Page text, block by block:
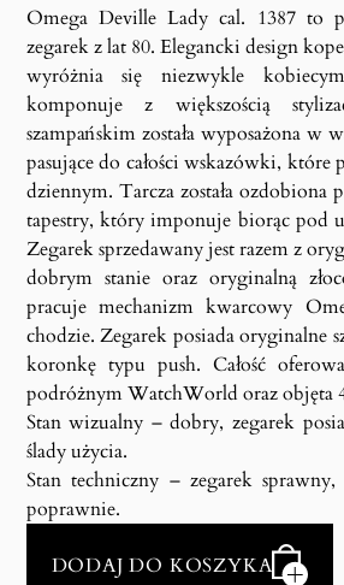
Omega Deville Lady cal. 1387 to
zegarek z lat 80. Elegancki design
wyróżnia się niezwykle
komponuje z większością
szampańskim została wyposażona w
pasujące do całości wskazówki,
dziennym. Tarcza została
tapestry, który imponuje biorąc pod
Zegarek sprzedawany jest razem z
dobrym stanie oraz oryginalną
pracuje mechanizm kwarcowy
chodzie. Zegarek posiada oryginalne
koronkę typu push. Całość
podróżnym WatchWorld oraz objęta
Stan wizualny – dobry, zegarek
ślady użycia.
Stan techniczny – zegarek
poprawnie.
DODAJ DO KOSZYKA